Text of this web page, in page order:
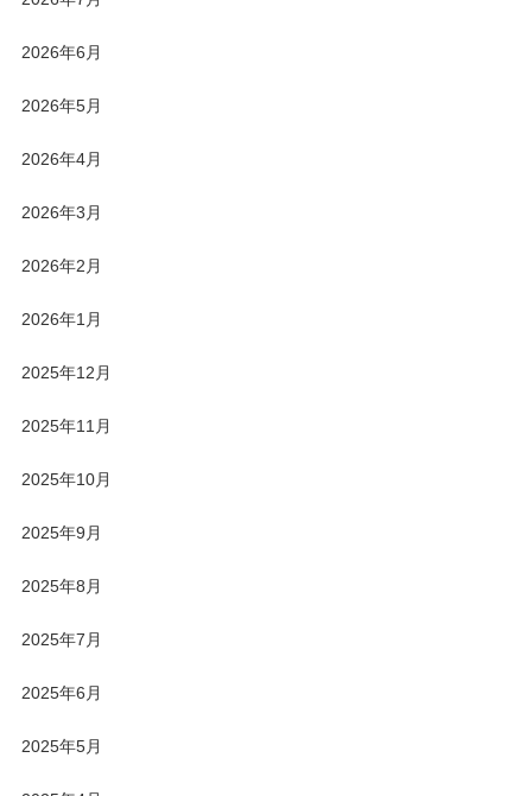
2026年6月
2026年5月
2026年4月
2026年3月
2026年2月
2026年1月
2025年12月
2025年11月
2025年10月
2025年9月
2025年8月
2025年7月
2025年6月
2025年5月